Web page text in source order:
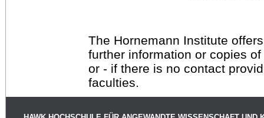
The Hornemann Institute
further information or copies
or - if there is no contact
faculties.